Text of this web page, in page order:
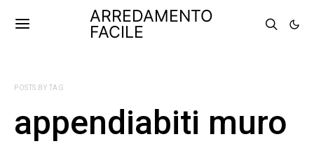
ARREDAMENTO
FACILE
POSTS BY TAG
appendiabiti muro